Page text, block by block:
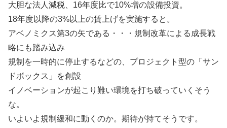
大胆な法人減税、16年度比で10%増の設備投資。
18年度以降の3%以上の賃上げを実施すると。
アベノミクス第3の矢である・・・規制改革による成長戦
略にも踏み込み
規制を一時的に停止するなどの、プロジェクト型の「サン
ドボックス」を創設
イノベーションが起こり難い環境を打ち破っていくそう
な。
いよいよ規制緩和に動くのか。期待が持てそうです。